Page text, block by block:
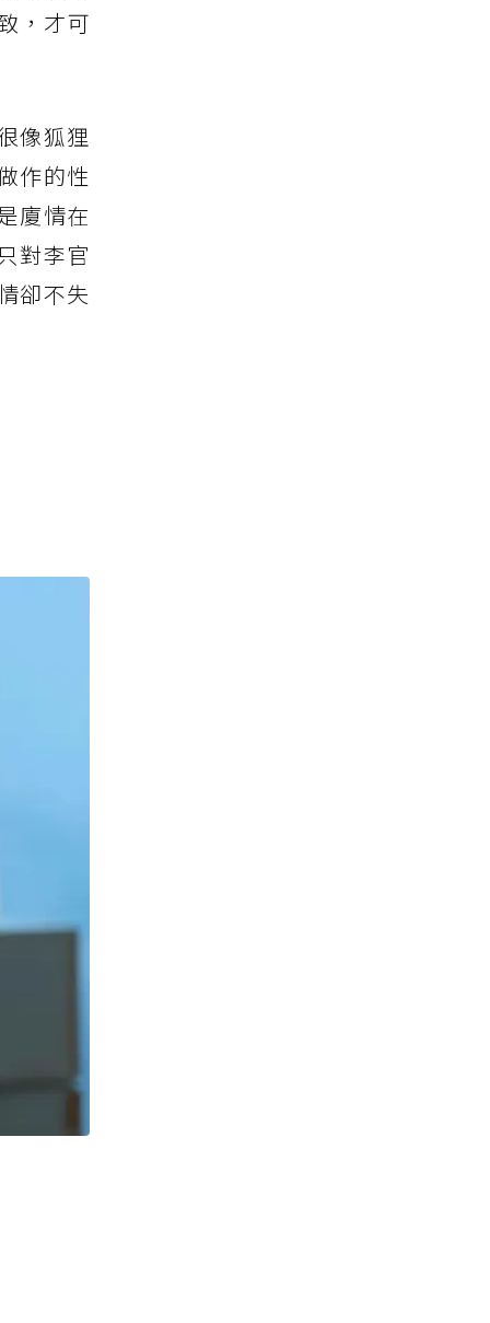
，才可
像狐狸
作的性
廈情在
對李官
卻不失